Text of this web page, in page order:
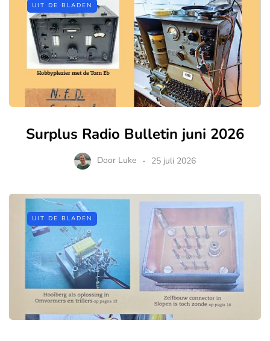
UIT DE BLADEN
Surplus Radio Bulletin juni 2026
Door Luke 25 juli 2026
UIT DE BLADEN